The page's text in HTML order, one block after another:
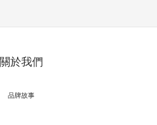
關於我們
品牌故事